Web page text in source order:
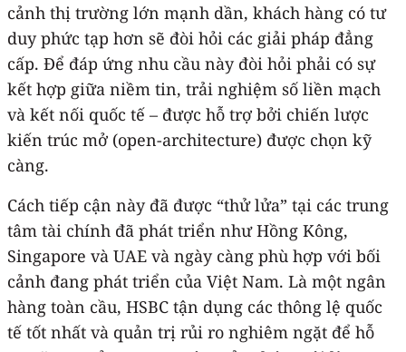
cảnh thị trường lớn mạnh dần, khách hàng có tư
duy phức tạp hơn sẽ đòi hỏi các giải pháp đẳng
cấp. Để đáp ứng nhu cầu này đòi hỏi phải có sự
kết hợp giữa niềm tin, trải nghiệm số liền mạch
và kết nối quốc tế – được hỗ trợ bởi chiến lược
kiến trúc mở (open-architecture) được chọn kỹ
càng.
Cách tiếp cận này đã được “thử lửa” tại các trung
tâm tài chính đã phát triển như Hồng Kông,
Singapore và UAE và ngày càng phù hợp với bối
cảnh đang phát triển của Việt Nam. Là một ngân
hàng toàn cầu, HSBC tận dụng các thông lệ quốc
tế tốt nhất và quản trị rủi ro nghiêm ngặt để hỗ